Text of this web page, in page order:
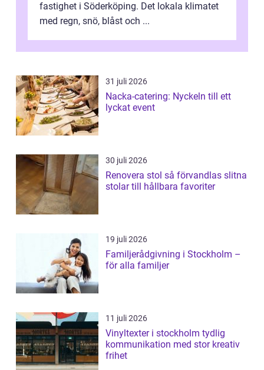
fastighet i Söderköping. Det lokala klimatet
med regn, snö, blåst och ...
31 juli 2026
Nacka-catering: Nyckeln till ett
lyckat event
30 juli 2026
Renovera stol så förvandlas slitna
stolar till hållbara favoriter
19 juli 2026
Familjerådgivning i Stockholm –
för alla familjer
11 juli 2026
Vinyltexter i stockholm tydlig
kommunikation med stor kreativ
frihet